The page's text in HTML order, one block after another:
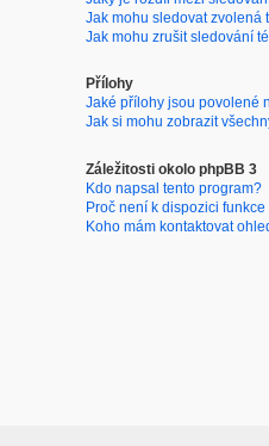
Jak mohu sledovat zvolená
Jak mohu zrušit sledování
Přílohy
Jaké přílohy jsou povolené
Jak si mohu zobrazit
Záležitosti okolo phpBB 3
Kdo napsal tento program?
Proč není k dispozici funkce
Koho mám kontaktovat